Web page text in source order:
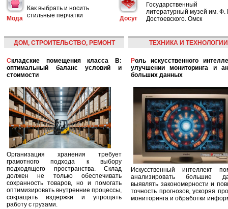
Мода
Как выбрать и носить
стильные перчатки
Досуг
Государственный
литературный музей им. Ф.
Достоевского. Омск
ДОМ, СТРОИТЕЛЬСТВО, РЕМОНТ
Складские помещения класса B:
оптимальный баланс условий и
стоимости
Организация хранения требует
грамотного подхода к выбору
подходящего пространства. Склад
должен не только обеспечивать
сохранность товаров, но и помогать
оптимизировать внутренние процессы,
сокращать издержки и упрощать
работу с грузами.
ТЕХНИКА И ТЕХНОЛОГИИ
Роль искусственного интеллекта в
улучшении мониторинга и
больших данных
Искусственный интеллект
анализировать большие
выявлять закономерности и
точность прогнозов, ускоряя
мониторинга и обработки